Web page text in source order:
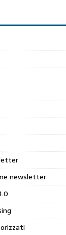
newsletter